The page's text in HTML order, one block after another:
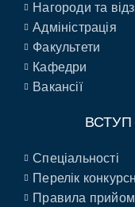
Нагороди та
Адміністрація
Факультети
Кафедри
Вакансії
Спеціальності
Перелік
Правила